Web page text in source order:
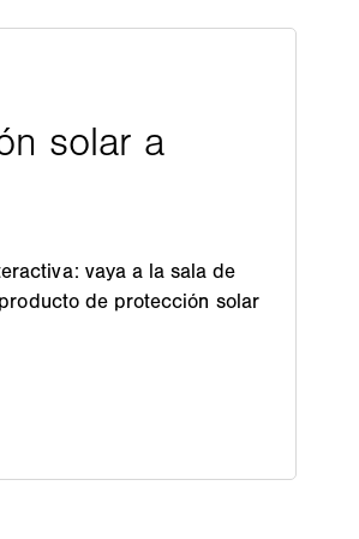
vaya a la sala de
de protección solar